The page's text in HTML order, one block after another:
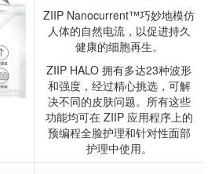
ZIIP Nanocurrent™巧妙地模仿
人体的自然电流，以促进持久
健康的细胞再生。
ZIIP HALO 拥有多达23种波形
和强度，经过精心挑选，可解
决不同的皮肤问题。所有这些
功能均可在 ZIIP 应用程序上的
预编程全脸护理和针对性面部
护理中使用。